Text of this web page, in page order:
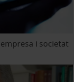
i societat